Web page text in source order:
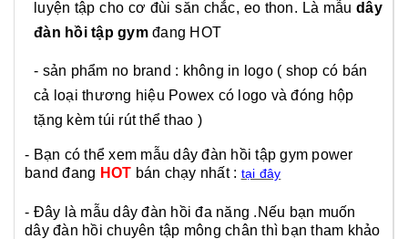
luyện tập cho cơ đùi săn chắc, eo thon. Là mẫudây
đàn hồi tập gymđang HOT
- sản phẩm no brand : không in logo ( shop có bán
cả loại thương hiệu Powex có logo và đóng hộp
tặng kèm túi rút thể thao )
- Bạn có thể xem mẫu dây đàn hồi tập gym power
band đang HOT bán chạy nhất : tại đây
- Đây là mẫu dây đàn hồi đa năng .Nếu bạn muốn
dây đàn hồi chuyên tập mông chân thì bạn tham khảo